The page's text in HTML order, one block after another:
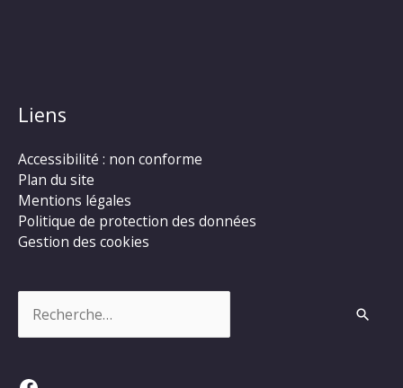
Liens
Accessibilité : non conforme
Plan du site
Mentions légales
Politique de protection des données
Gestion des cookies